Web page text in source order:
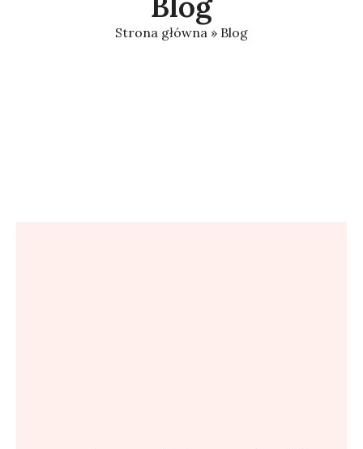
Strona główna » Blog